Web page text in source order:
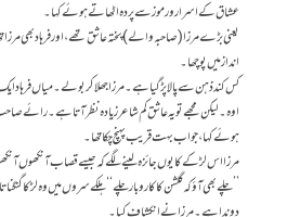
عشاق کے اسرار و رموز سے پردہ اٹھاتے ہوئے کہا۔
یعنی بڑے مرزا (صاحبہ والے) پختہ عاشق تھے، اور فرہاد بھی
انداز میں پوچھا۔
کس کند ذہن سے پالا پڑ گیا ہے۔ مرزا جھلا کر بولے۔ میاں فرہاد ایک
اوہ۔ لیکن مجھے تو یہ عاشق کم شاعر زیادہ نظر آتا ہے۔
ہوئےکہا، جو اب بہت قریب پہنچ چکا تھا۔
مرزا اس لڑکے کا یوں جائزہ لینے لگے کہ جیسے قصاب آنکھوں
’’چلے بھی آؤ کہ گلشن کا کاروبار چلے‘‘ ہلکے سروں میں وہ لڑکا